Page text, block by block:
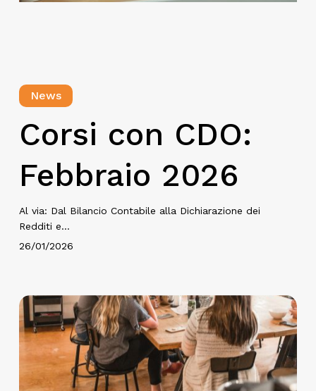
News
Corsi con CDO:
Febbraio 2026
Al via: Dal Bilancio Contabile alla Dichiarazione dei
Redditi e…
26/01/2026